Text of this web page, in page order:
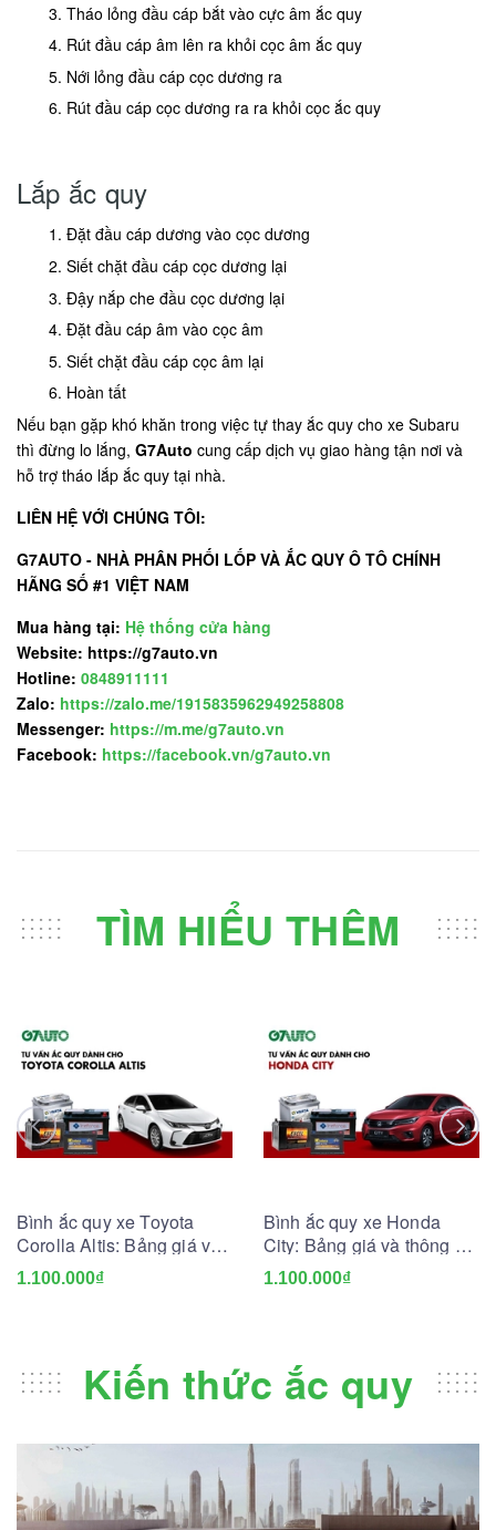
Tháo lỏng đầu cáp bắt vào cực âm ắc quy
Rút đầu cáp âm lên ra khỏi cọc âm ắc quy
Nới lỏng đầu cáp cọc dương ra
Rút đầu cáp cọc dương ra ra khỏi cọc ắc quy
Lắp ắc quy
Đặt đầu cáp dương vào cọc dương
Siết chặt đầu cáp cọc dương lại
Đậy nắp che đầu cọc dương lại
Đặt đầu cáp âm vào cọc âm
Siết chặt đầu cáp cọc âm lại
Hoàn tất
Nếu bạn gặp khó khăn trong việc tự thay ắc quy cho xe Subaru
thì đừng lo lắng, G7Auto cung cấp dịch vụ giao hàng tận nơi và
hỗ trợ tháo lắp ắc quy tại nhà.
LIÊN HỆ VỚI CHÚNG TÔI:
G7AUTO - NHÀ PHÂN PHỐI LỐP VÀ ẮC QUY Ô TÔ CHÍNH
HÃNG SỐ #1 VIỆT NAM
Mua hàng tại: Hệ thống cửa hàng
Website: https://g7auto.vn
Hotline: 0848911111
Zalo: https://zalo.me/1915835962949258808
Messenger: https://m.me/g7auto.vn
Facebook: https://facebook.vn/g7auto.vn
TÌM HIỂU THÊM
Bình ắc quy xe Toyota
Corolla Altis: Bảng giá và
thông số kỹ thuật
1.100.000₫
Bình ắc quy xe Honda
City: Bảng giá và thông số
kỹ thuật
1.100.000₫
Kiến thức ắc quy